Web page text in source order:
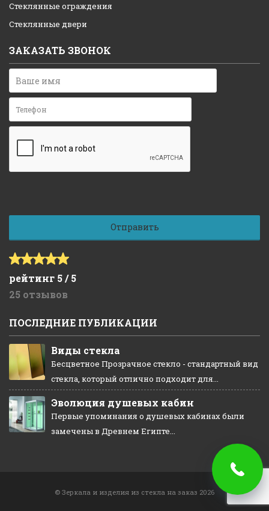
Стеклянные ограждения
Стеклянные двери
ЗАКАЗАТЬ ЗВОНОК
рейтинг 5 / 5
25 отзывов
ПОСЛЕДНИЕ ПУБЛИКАЦИИ
Виды стекла
Бесцветное Прозрачное стекло - стандартный вид
стекла, который отлично подходит для...
Эволюция душевых кабин
Первые упоминания о душевых кабинах были
замечены в Древнем Египте...
© Зеркала и изделия из стекла на заказ 2026